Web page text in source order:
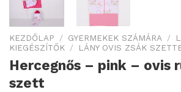
KEZDŐLAP / GYERMEKEK SZÁMÁRA /
KIEGÉSZÍTŐK / LÁNY OVIS ZSÁK
Hercegnős – pink – ovis
szett